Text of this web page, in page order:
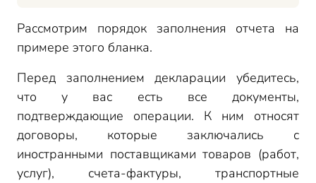
Рассмотрим порядок заполнения отчета на
примере этого бланка.
Перед заполнением декларации убедитесь,
что у вас есть все документы,
подтверждающие операции. К ним относят
договоры, которые заключались с
иностранными поставщиками товаров (работ,
услуг), счета-фактуры, транспортные